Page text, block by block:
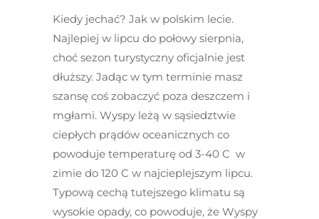
Kiedy jechać? Jak w polskim lecie.
Najlepiej w lipcu do połowy sierpnia,
choć sezon turystyczny oficjalnie jest
dłuższy. Jadąc w tym terminie masz
szansę coś zobaczyć poza deszczem i
mgłami. Wyspy leżą w sąsiedztwie
ciepłych prądów oceanicznych co
powoduje temperaturę od 3-40 C w
zimie do 120 C w najcieplejszym lipcu.
Typową cechą tutejszego klimatu są
wysokie opady, co powoduje, że Wyspy